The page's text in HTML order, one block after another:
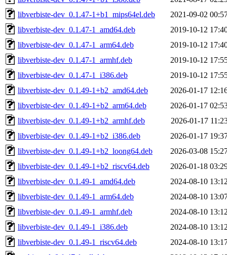
libverbiste-dev_0.1.47-1+b1_mips64el.deb
2021-09-02
libverbiste-dev_0.1.47-1_amd64.deb
2019-10-12
libverbiste-dev_0.1.47-1_arm64.deb
2019-10-12
libverbiste-dev_0.1.47-1_armhf.deb
2019-10-12
libverbiste-dev_0.1.47-1_i386.deb
2019-10-12
libverbiste-dev_0.1.49-1+b2_amd64.deb
2026-01-17
libverbiste-dev_0.1.49-1+b2_arm64.deb
2026-01-17
libverbiste-dev_0.1.49-1+b2_armhf.deb
2026-01-17
libverbiste-dev_0.1.49-1+b2_i386.deb
2026-01-17
libverbiste-dev_0.1.49-1+b2_loong64.deb
2026-03-08
libverbiste-dev_0.1.49-1+b2_riscv64.deb
2026-01-18
libverbiste-dev_0.1.49-1_amd64.deb
2024-08-10
libverbiste-dev_0.1.49-1_arm64.deb
2024-08-10
libverbiste-dev_0.1.49-1_armhf.deb
2024-08-10
libverbiste-dev_0.1.49-1_i386.deb
2024-08-10
libverbiste-dev_0.1.49-1_riscv64.deb
2024-08-10